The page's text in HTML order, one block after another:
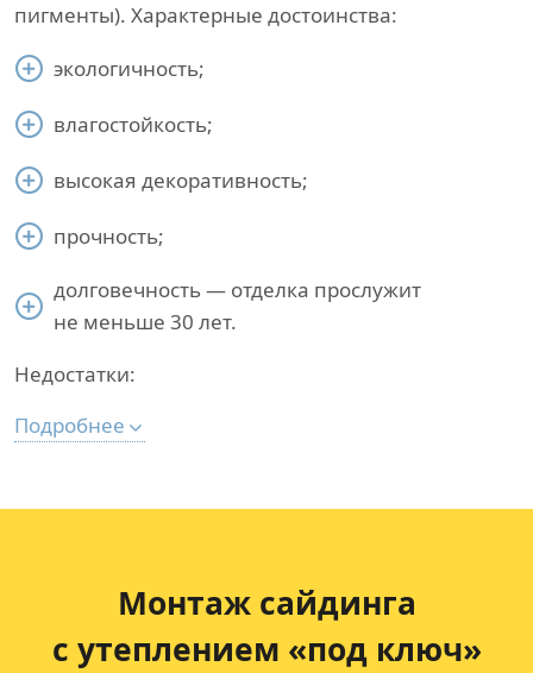
пигменты). Характерные достоинства:
экологичность;
влагостойкость;
высокая декоративность;
прочность;
долговечность — отделка прослужит
не меньше 30 лет.
Недостатки:
Подробнее
Монтаж сайдинга
с утеплением «под ключ»